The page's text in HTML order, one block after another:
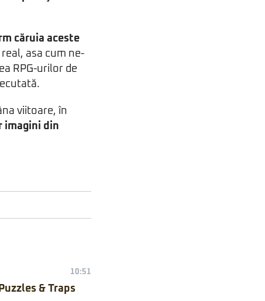
căruia aceste
asa cum ne-
RPG-urilor de
viitoare, în
imagini din
10:51
& Traps